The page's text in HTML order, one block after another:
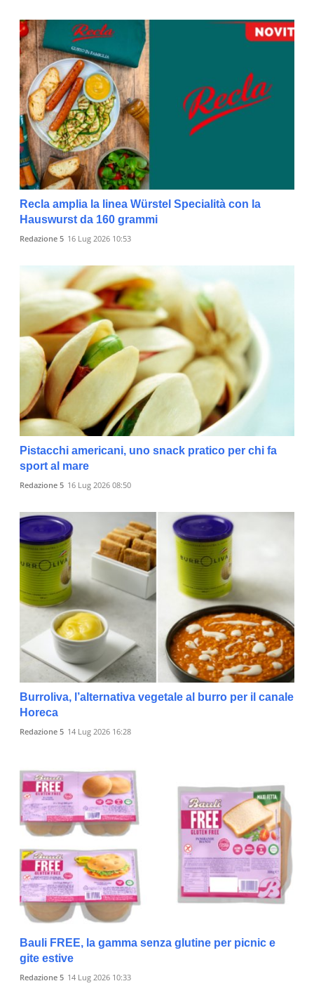
Recla amplia la linea Würstel Specialità con la
Hauswurst da 160 grammi
Redazione 5 16 Lug 2026 10:53
Pistacchi americani, uno snack pratico per chi fa
sport al mare
Redazione 5 16 Lug 2026 08:50
Burroliva, l’alternativa vegetale al burro per il canale
Horeca
Redazione 5 14 Lug 2026 16:28
Bauli FREE, la gamma senza glutine per picnic e
gite estive
Redazione 5 14 Lug 2026 10:33